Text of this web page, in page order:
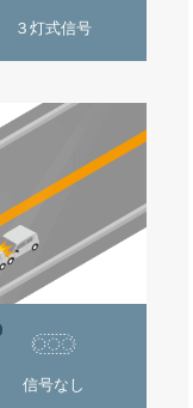
３灯式信号
信号なし